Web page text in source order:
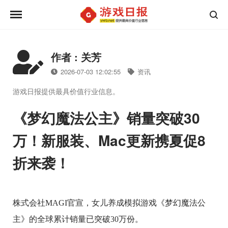
作者 : 关芳
2026-07-03 12:02:55 资讯
游戏日报提供最具价值行业信息。
《梦幻魔法公主》销量突破30
万！新服装、Mac更新携夏促8
折来袭！
株式会社MAGI官宣，女儿养成模拟游戏《梦幻魔法公
主》的全球累计销量已突破30万份。